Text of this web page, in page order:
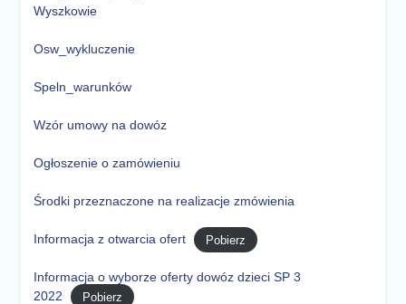
Wyszkowie
Osw_wykluczenie
Speln_warunków
Wzór umowy na dowóz
Ogłoszenie o zamówieniu
Środki przeznaczone na realizacje zmówienia
Informacja z otwarcia ofert Pobierz
Informacja o wyborze oferty dowóz dzieci SP 3
2022
Pobierz